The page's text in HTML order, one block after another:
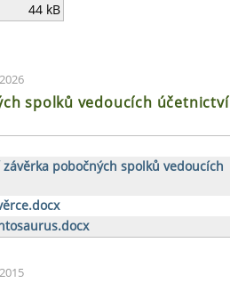
44 kB
spolků vedoucích účetnictví
pobočných spolků vedoucích